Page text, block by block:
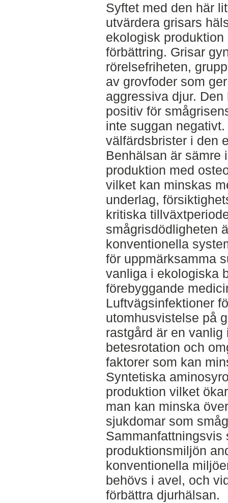
Syftet med den här
utvärdera grisars
ekologisk
förbättring. Grisar
rörelsefriheten,
av grovfoder som
aggressiva djur.
positiv för
inte suggan
välfärdsbrister i den
Benhälsan är sämre
produktion med
vilket kan minskas
underlag,
kritiska
smågrisdödligheten
konventionella
för uppmärksamma
vanliga i ekologiska
förebyggande
Luftvägsinfektioner
utomhusvistelse på
rastgård är en
betesrotation och
faktorer som kan
Syntetiska
produktion vilket
man kan minska
sjukdomar som
Sammanfattningsvis
produktionsmiljön
konventionella
behövs i avel, och
förbättra djurhälsan.